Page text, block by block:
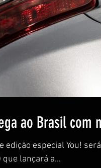
ao Brasil com
especial You!
lançará a...